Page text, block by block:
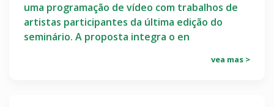
uma programação de vídeo com trabalhos de
artistas participantes da última edição do
seminário. A proposta integra o en
vea mas >